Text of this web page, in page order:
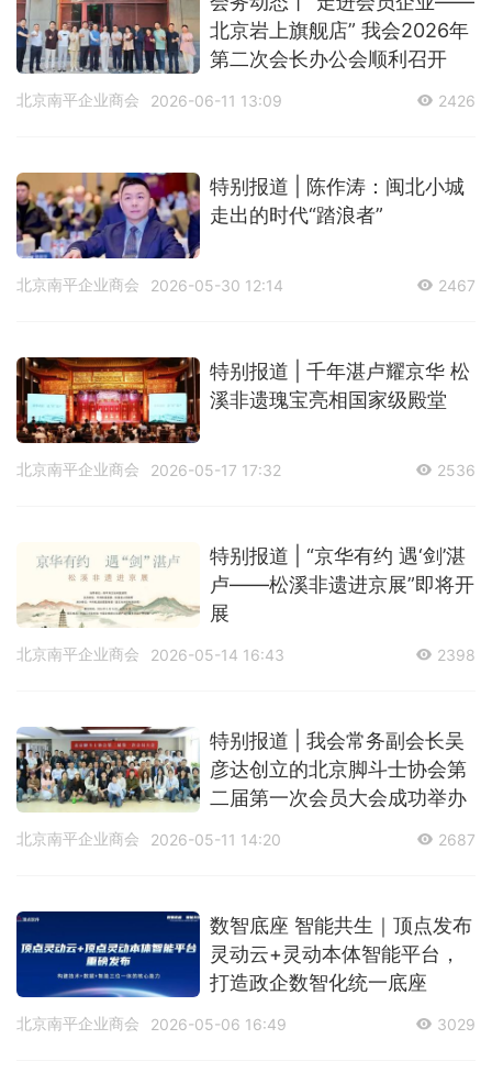
北京岩上旗舰店” 我会2026年
第二次会长办公会顺利召开
北京南平企业商会 2026-06-11 13:09 2426
特别报道 | 陈作涛：闽北小城
走出的时代“踏浪者”
北京南平企业商会 2026-05-30 12:14 2467
特别报道 | 千年湛卢耀京华 松
溪非遗瑰宝亮相国家级殿堂
北京南平企业商会 2026-05-17 17:32 2536
特别报道 | “京华有约 遇‘剑’湛
卢——松溪非遗进京展”即将开
展
北京南平企业商会 2026-05-14 16:43 2398
特别报道 | 我会常务副会长吴
彦达创立的北京脚斗士协会第
二届第一次会员大会成功举办
北京南平企业商会 2026-05-11 14:20 2687
数智底座 智能共生｜顶点发布
灵动云+灵动本体智能平台，
打造政企数智化统一底座
北京南平企业商会 2026-05-06 16:49 3029